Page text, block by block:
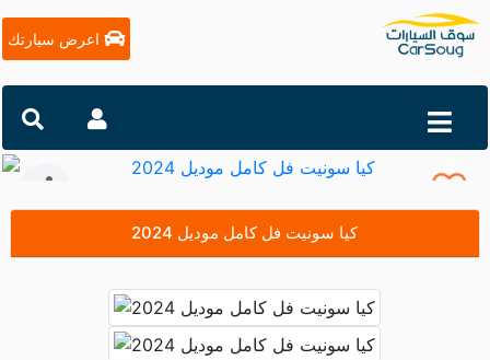
اعرض سيارتك
السابق التالي
كيا سونيت فل كامل موديل 2024